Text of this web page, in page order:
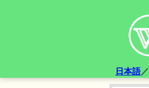
日本語／